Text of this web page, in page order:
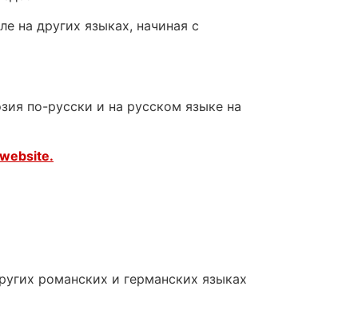
на других языках, начиная с
по-русски и на русском языке на
романских и германских языках